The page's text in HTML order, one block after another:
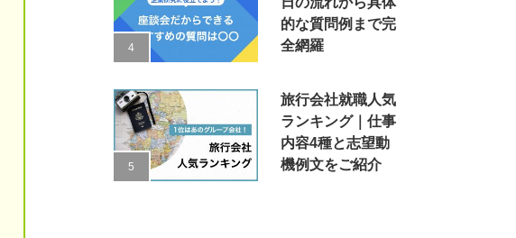
的な質問例まで完
全網羅
旅行会社就職人気
ランキング｜仕事
内容4種と志望動
機例文をご紹介